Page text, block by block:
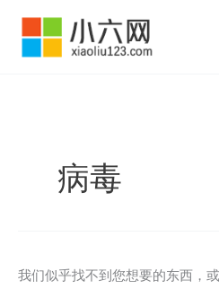
病毒
我们似乎找不到您想要的东西，